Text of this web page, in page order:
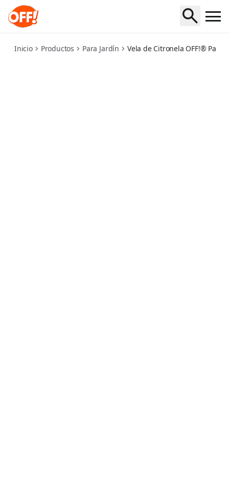
citronella-candle
Inicio Productos Para Jardín Vela de Citronela OFF!® Para